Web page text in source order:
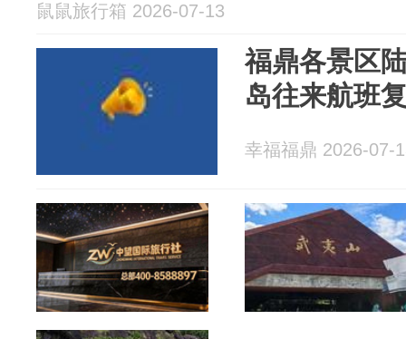
鼠鼠旅行箱 2026-07-13
福鼎各景区
岛往来航班
幸福福鼎 2026-07-